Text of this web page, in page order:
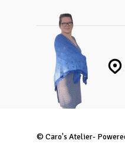
© Caro's Atelier-